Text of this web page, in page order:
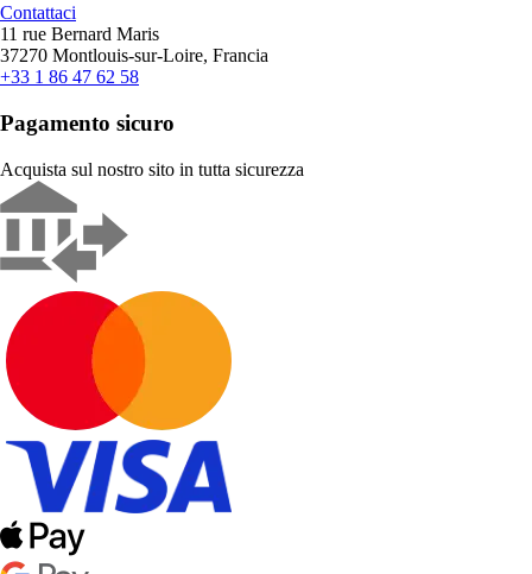
Contattaci
11 rue Bernard Maris
37270 Montlouis-sur-Loire, Francia
+33 1 86 47 62 58
Pagamento sicuro
Acquista sul nostro sito in tutta sicurezza